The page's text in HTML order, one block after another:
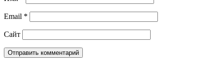
Email *
Сайт